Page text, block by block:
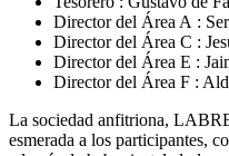
Director del Área A :
Director del Área C :
Director del Área E :
Director del Área F :
La sociedad anfitriona,
esmerada a los participantes,